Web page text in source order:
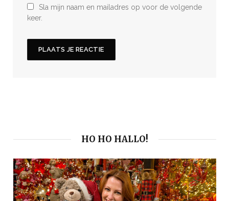
Sla mijn naam en mailadres op voor de volgende
keer.
HO HO HALLO!